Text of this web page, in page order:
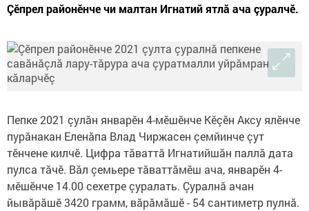
Çĕпрел районĕнче чи малтан Игнатий ятлă ача çуралчĕ.
Пепке 2021 çулăн январĕн 4-мĕшĕнче Кĕçĕн Аксу ялĕнче
пурăнакан Еленăпа Влад Чиржасен çемйинче çут
тĕнчене килчĕ. Цифра тăваттă Игнатийшăн паллă дата
пулса тăчĕ. Вăл çемьере тăваттăмĕш ача, январĕн 4-
мĕшĕнче 14.00 сехетре çуралать. Çуралнă ачан
йывăрăшĕ 3420 грамм, вăрăмăшĕ - 54 сантиметр пулнă.